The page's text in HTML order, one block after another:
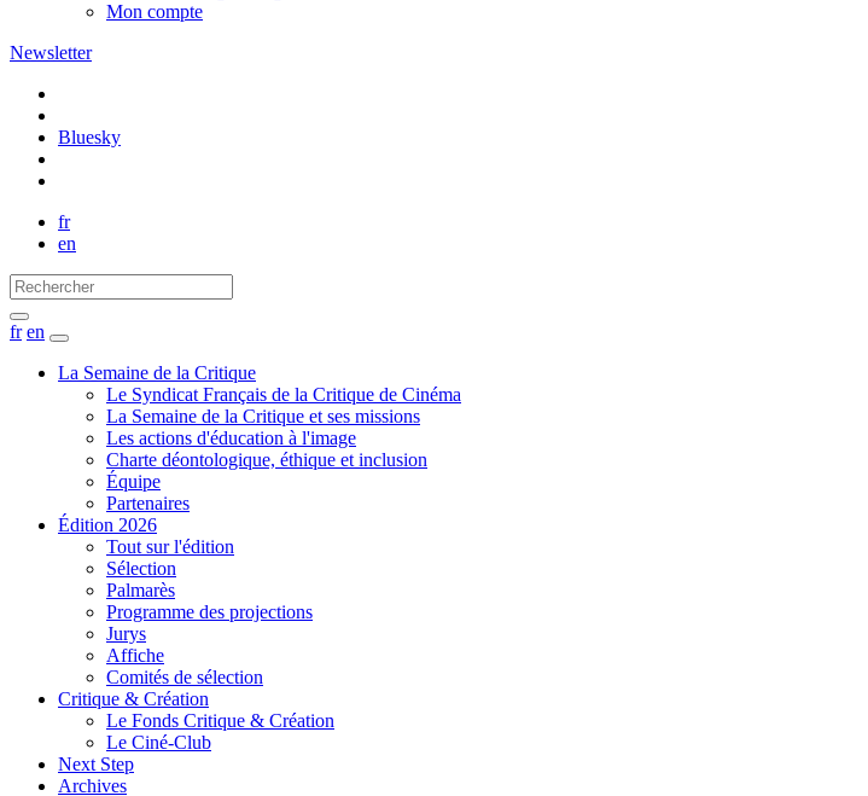
Mon compte
Newsletter
Bluesky
fr
en
fr en
La Semaine de la Critique
Le Syndicat Français de la Critique de Cinéma
La Semaine de la Critique et ses missions
Les actions d'éducation à l'image
Charte déontologique, éthique et inclusion
Équipe
Partenaires
Édition 2026
Tout sur l'édition
Sélection
Palmarès
Programme des projections
Jurys
Affiche
Comités de sélection
Critique & Création
Le Fonds Critique & Création
Le Ciné-Club
Next Step
Archives